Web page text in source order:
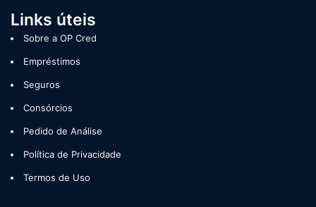
Links úteis
Sobre a OP Cred
Empréstimos
Seguros
Consórcios
Pedido de Análise
Política de Privacidade
Termos de Uso